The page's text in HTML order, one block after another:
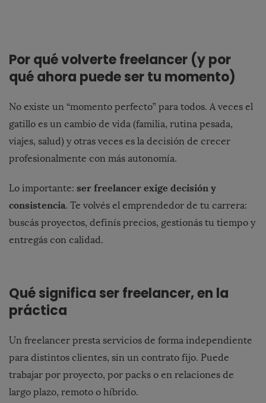
Por qué volverte freelancer (y por
qué ahora puede ser tu momento)
No existe un “momento perfecto” para todos. A veces el
gatillo es un cambio de vida (familia, rutina pesada,
viajes, salud) y otras veces es la decisión de crecer
profesionalmente con más autonomía.
Lo importante: ser freelancer exige decisión y
consistencia. Te volvés el emprendedor de tu carrera:
buscás proyectos, definís precios, gestionás tu tiempo y
entregás con calidad.
Qué significa ser freelancer, en la
práctica
Un freelancer presta servicios de forma independiente
para distintos clientes, sin un contrato fijo. Puede
trabajar por proyecto, por packs o en relaciones de
largo plazo, remoto o híbrido.